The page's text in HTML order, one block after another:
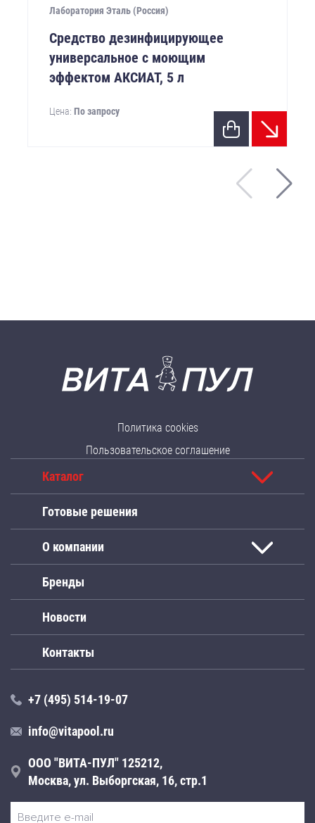
Лаборатория Эталь (Россия)
Средство дезинфицирующее
универсальное с моющим
эффектом АКСИАТ, 5 л
Цена: По запросу
Политика cookies
Пользовательское соглашение
Каталог
Готовые решения
О компании
Бренды
Новости
Контакты
+7 (495) 514-19-07
info@vitapool.ru
ООО "ВИТА-ПУЛ" 125212,
Москва, ул. Выборгская, 16, стр.1